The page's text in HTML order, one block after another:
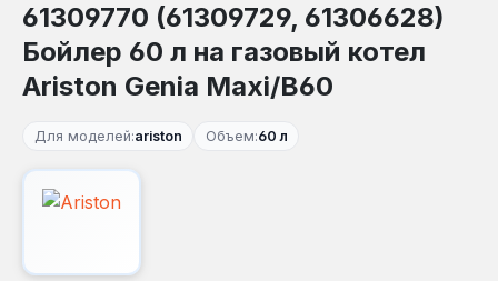
61309770 (61309729, 61306628)
Бойлер 60 л на газовый котел
Ariston Genia Maxi/B60
Для моделей:ariston Объем:60 л